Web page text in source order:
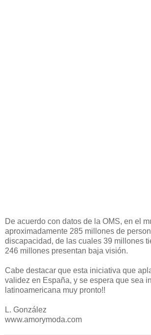
De acuerdo con datos de la OMS, en el
aproximadamente 285 millones de
discapacidad, de las cuales 39 millones
246 millones presentan baja visión.
Cabe destacar que esta iniciativa que
validez en España, y se espera que sea
latinoamericana muy pronto!!
L. González
www.amorymoda.com